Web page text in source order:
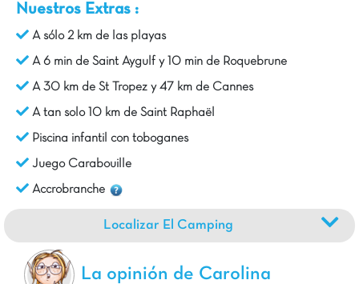
Nuestros Extras :
A sólo 2 km de las playas
A 6 min de Saint Aygulf y 10 min de Roquebrune
A 30 km de St Tropez y 47 km de Cannes
A tan solo 10 km de Saint Raphaël
Piscina infantil con toboganes
Juego Carabouille
Accrobranche
Localizar El Camping
La opinión de Carolina